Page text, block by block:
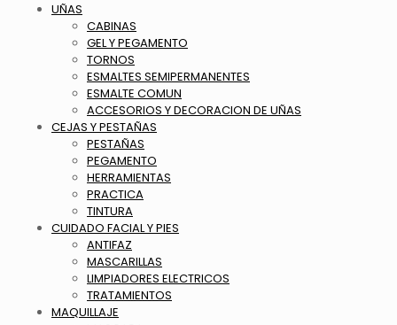
UÑAS
CABINAS
GEL Y PEGAMENTO
TORNOS
ESMALTES SEMIPERMANENTES
ESMALTE COMUN
ACCESORIOS Y DECORACION DE UÑAS
CEJAS Y PESTAÑAS
PESTAÑAS
PEGAMENTO
HERRAMIENTAS
PRACTICA
TINTURA
CUIDADO FACIAL Y PIES
ANTIFAZ
MASCARILLAS
LIMPIADORES ELECTRICOS
TRATAMIENTOS
MAQUILLAJE